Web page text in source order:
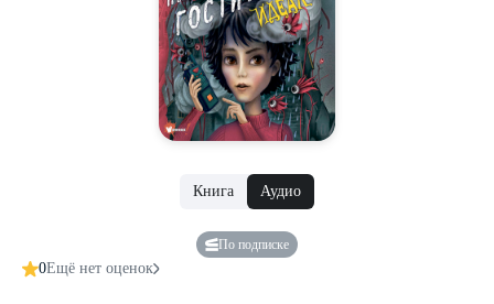
Книга Аудио
По подписке
0Ещё нет оценок